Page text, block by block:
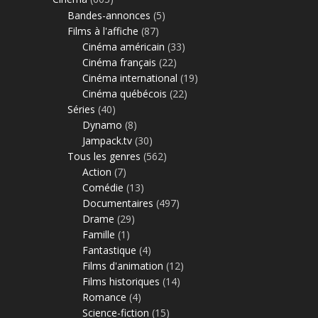
Bandes-annonces (5)
Films à l'affiche (87)
Cinéma américain (33)
Cinéma français (22)
Cinéma international (19)
Cinéma québécois (22)
Séries (40)
Dynamo (8)
Jampack.tv (30)
Tous les genres (562)
Action (7)
Comédie (13)
Documentaires (497)
Drame (29)
Famille (1)
Fantastique (4)
Films d'animation (12)
Films historiques (14)
Romance (4)
Science-fiction (15)